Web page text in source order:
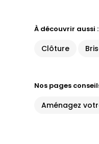
À découvrir aussi :
Clôture
Nos pages
Aménagez